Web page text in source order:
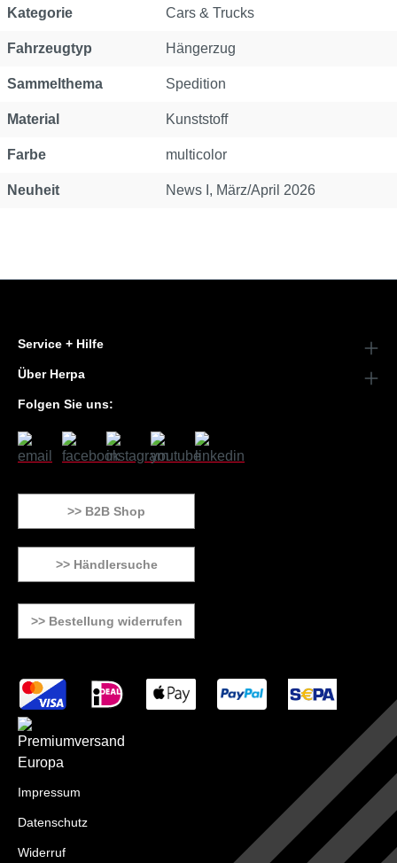
Kategorie Cars & Trucks
Fahrzeugtyp Hängerzug
Sammelthema Spedition
Material Kunststoff
Farbe multicolor
Neuheit News I, März/April 2026
Service + Hilfe
Über Herpa
Folgen Sie uns:
>> B2B Shop
>> Händlersuche
>> Bestellung widerrufen
Impressum
Datenschutz
Widerruf